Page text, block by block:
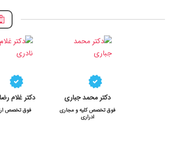
دکتر محمد جباری
فوق تخصص کلیه و مجاری
ادراری
دکتر غلام
فوق تخصص